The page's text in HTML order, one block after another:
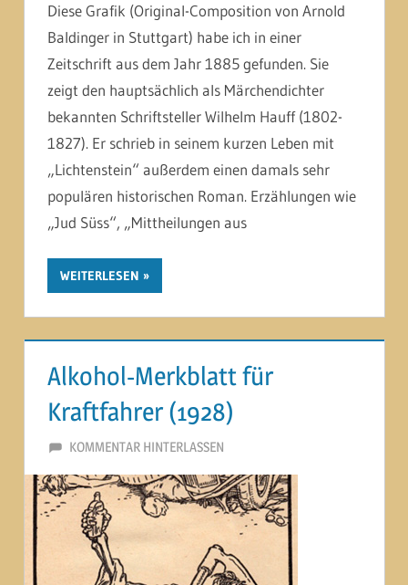
Diese Grafik (Original-Composition von Arnold
Baldinger in Stuttgart) habe ich in einer
Zeitschrift aus dem Jahr 1885 gefunden. Sie
zeigt den hauptsächlich als Märchendichter
bekannten Schriftsteller Wilhelm Hauff (1802-
1827). Er schrieb in seinem kurzen Leben mit
„Lichtenstein“ außerdem einen damals sehr
populären historischen Roman. Erzählungen wie
„Jud Süss“, „Mittheilungen aus
WEITERLESEN
Alkohol-Merkblatt für
Kraftfahrer (1928)
19. JUNI 2014
MARTINA BERG
KOMMENTAR HINTERLASSEN